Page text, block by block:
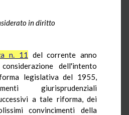
in diritto
n. 11
del corrente anno
dell'intento
legislativa del 1955,
giurisprudenziali
a tale riforma, dei
convincimenti della